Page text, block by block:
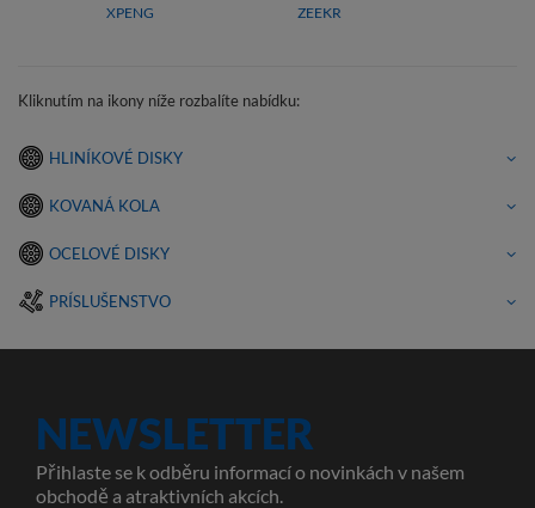
XPENG ZEEKR
Kliknutím na ikony níže rozbalíte nabídku:
HLINÍKOVÉ DISKY
KOVANÁ KOLA
OCELOVÉ DISKY
PRÍSLUŠENSTVO
NEWSLETTER
Přihlaste se k odběru informací o novinkách v našem
obchodě a atraktivních akcích.